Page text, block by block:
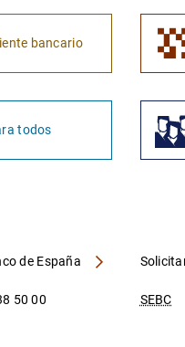
bancario
todos
de España
SEBC
50 00